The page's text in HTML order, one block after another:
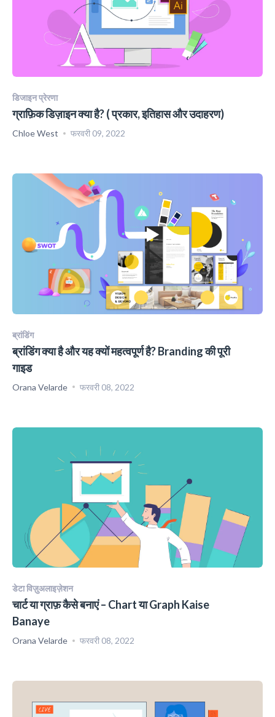
डिजाइन प्रेरणा
ग्राफ़िक डिज़ाइन क्या है? ( प्रकार, इतिहास और उदाहरण)
Chloe West फरवरी 09, 2022
ब्रांडिंग
ब्रांडिंग क्या है और यह क्यों महत्वपूर्ण है? Branding की पूरी
गाइड
Orana Velarde फरवरी 08, 2022
डेटा विज़ुअलाइज़ेशन
चार्ट या ग्राफ़ कैसे बनाएं – Chart या Graph Kaise
Banaye
Orana Velarde फरवरी 08, 2022